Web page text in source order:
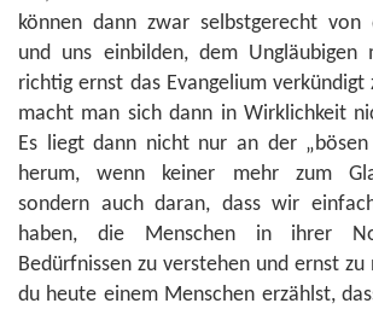
können dann zwar selbstgerecht von
und uns einbilden, dem Ungläubigen
richtig ernst das Evangelium verkündigt
macht man sich dann in Wirklichkeit
Es liegt dann nicht nur an der
herum, wenn keiner mehr zum
sondern auch daran, dass wir
haben, die Menschen in ihrer
Bedürfnissen zu verstehen und ernst zu
du heute einem Menschen erzählst,